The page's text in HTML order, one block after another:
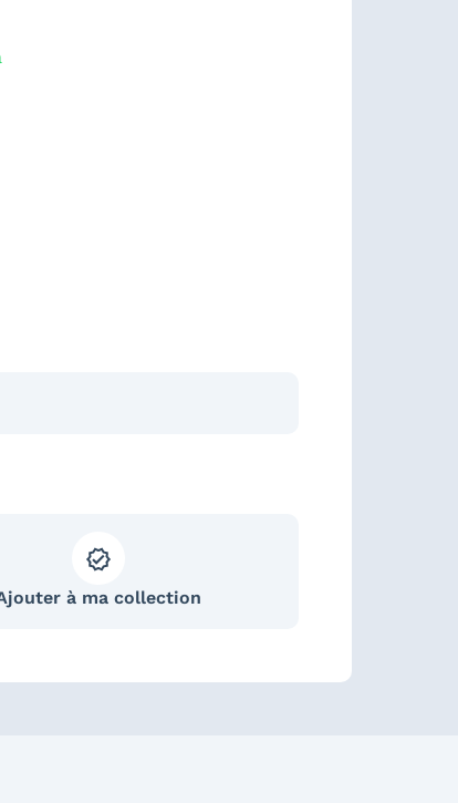
à ma collection